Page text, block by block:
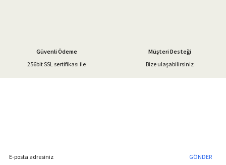
Gönder
Güvenli Ödeme
256bit SSL sertifikası ile
Müşteri Desteği
Bize ulaşabilirsiniz
GÖNDER